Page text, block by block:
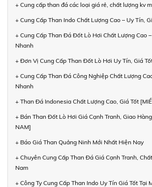
+ Cung cấp than đá các loại giá rẻ, chất lượng kv
+ Cung Cấp Than Indo Chất Lượng Cao – Uy Tín,
+ Cung Cấp Than Đá Đốt Lò Hơi Chất Lượng Cao
Nhanh
+ Đơn Vị Cung Cấp Than Đốt Lò Hơi Uy Tín, Giá
+ Cung Cấp Than Đá Công Nghiệp Chất Lượng
Nhanh
+ Than Đá Indonesia Chất Lượng Cao, Giá Tốt
+ Bán Than Đốt Lò Hơi Giá Cạnh Tranh, Giao
NAM]
+ Báo Giá Than Quảng Ninh Mới Nhất Hiện Nay
+ Chuyên Cung Cấp Than Đá Giá Cạnh Tranh,
Nam
+ Công Ty Cung Cấp Than Indo Uy Tín Giá Tốt Tại